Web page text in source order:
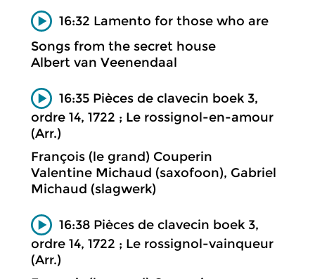
16:32 Lamento for those who are
Songs from the secret house
Albert van Veenendaal
16:35 Pièces de clavecin boek 3,
ordre 14, 1722 ; Le rossignol-en-amour
(Arr.)
François (le grand) Couperin
Valentine Michaud (saxofoon), Gabriel
Michaud (slagwerk)
16:38 Pièces de clavecin boek 3,
ordre 14, 1722 ; Le rossignol-vainqueur
(Arr.)